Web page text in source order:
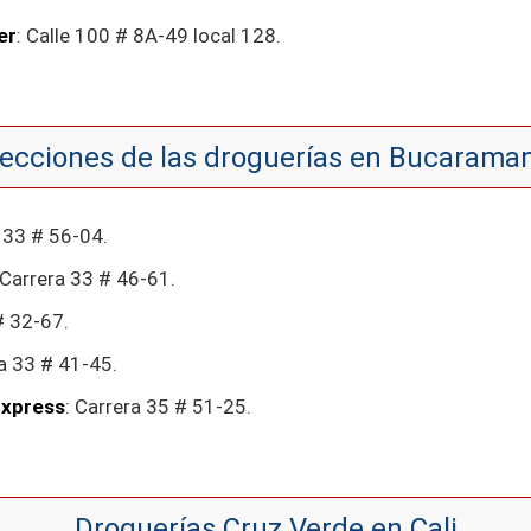
: Calle 100 # 8A-49 local 128.
de las droguerías en
33 # 56-04.
33 # 46-61.
32-67.
33 # 41-45.
: Carrera 35 # 51-25.